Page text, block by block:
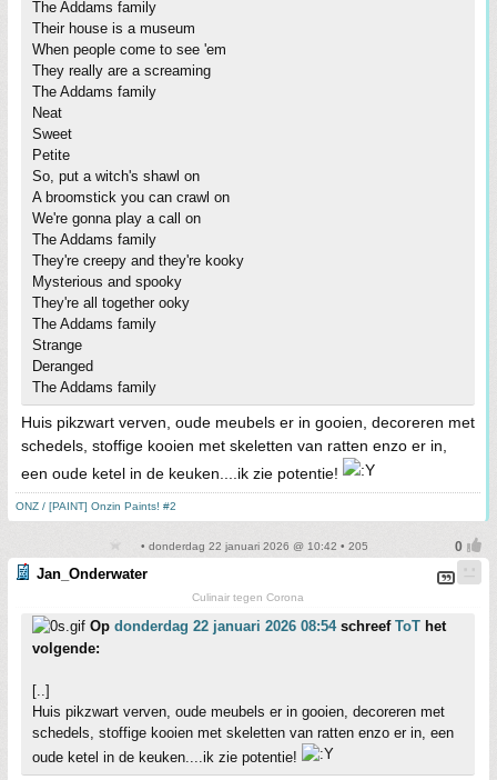
The Addams family
Their house is a museum
When people come to see 'em
They really are a screaming
The Addams family
Neat
Sweet
Petite
So, put a witch's shawl on
A broomstick you can crawl on
We're gonna play a call on
The Addams family
They're creepy and they're kooky
Mysterious and spooky
They're all together ooky
The Addams family
Strange
Deranged
The Addams family
Huis pikzwart verven, oude meubels er in gooien, decoreren met
schedels, stoffige kooien met skeletten van ratten enzo er in,
een oude ketel in de keuken....ik zie potentie!
ONZ / [PAINT] Onzin Paints! #2
• donderdag 22 januari 2026 @ 10:42 • 205
Jan_Onderwater
Culinair tegen Corona
Op donderdag 22 januari 2026 08:54schreef ToT het
volgende:
[..]
Huis pikzwart verven, oude meubels er in gooien, decoreren met
schedels, stoffige kooien met skeletten van ratten enzo er in, een
oude ketel in de keuken....ik zie potentie!